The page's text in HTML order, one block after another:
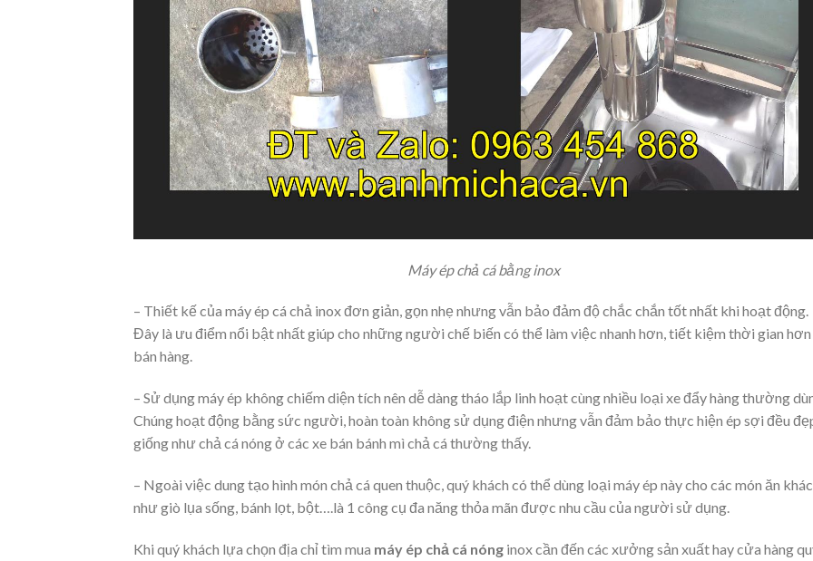
Máy ép chả cá bằng inox
– Thiết kế của máy ép cá chả inox đơn giản, gọn nhẹ nhưng vẫn bảo đảm độ chắc chắn tốt nhất khi hoạt động.
Đây là ưu điểm nổi bật nhất giúp cho những người chế biến có thể làm việc nhanh hơn, tiết kiệm thời gian
bán hàng.
– Sử dụng máy ép không chiếm diện tích nên dễ dàng tháo lắp linh hoạt cùng nhiều loại xe đẩy hàng thường
Chúng hoạt động bằng sức người, hoàn toàn không sử dụng điện nhưng vẫn đảm bảo thực hiện ép sợi đều
giống như chả cá nóng ở các xe bán bánh mì chả cá thường thấy.
– Ngoài việc dung tạo hình món chả cá quen thuộc, quý khách có thể dùng loại máy ép này cho các món ăn khác
như giò lụa sống, bánh lọt, bột….là 1 công cụ đa năng thỏa mãn được nhu cầu của người sử dụng.
Khi quý khách lựa chọn địa chỉ tìm mua máy ép chả cá nóng inox cần đến các xưởng sản xuất hay cửa hàng